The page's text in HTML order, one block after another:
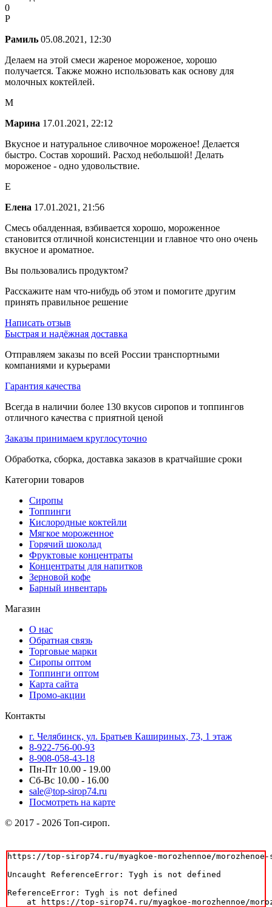
0
Р
Рамиль 05.08.2021, 12:30
Делаем на этой смеси жареное мороженое, хорошо
получается. Также можно использовать как основу для
молочных коктейлей.
М
Марина 17.01.2021, 22:12
Вкусное и натуральное сливочное мороженое! Делается
быстро. Состав хороший. Расход небольшой! Делать
мороженое - одно удовольствие.
Е
Елена 17.01.2021, 21:56
Смесь обалденная, взбивается хорошо, мороженное
становится отличной консистенции и главное что оно очень
вкусное и ароматное.
Вы пользовались продуктом?
Расскажите нам что-нибудь об этом и помогите другим
принять правильное решение
Написать отзыв
Быстрая и надёжная доставка
Отправляем заказы по всей России транспортными
компаниями и курьерами
Гарантия качества
Всегда в наличии более 130 вкусов сиропов и топпингов
отличного качества с приятной ценой
Заказы принимаем круглосуточно
Обработка, сборка, доставка заказов в кратчайшие сроки
Категории товаров
Сиропы
Топпинги
Кислородные коктейли
Мягкое мороженное
Горячий шоколад
Фруктовые концентраты
Концентраты для напитков
Зерновой кофе
Барный инвентарь
Магазин
О нас
Обратная связь
Торговые марки
Сиропы оптом
Топпинги оптом
Карта сайта
Промо-акции
Контакты
г. Челябинск, ул. Братьев Кашириных, 73, 1 этаж
8-922-756-00-93
8-908-058-43-18
Пн-Пт 10.00 - 19.00
Сб-Вс 10.00 - 16.00
sale@top-sirop74.ru
Посмотреть на карте
© 2017 - 2026 Топ-сироп.
https://top-sirop74.ru/myagkoe-morozhennoe/morozhenoe-
Uncaught ReferenceError: Tygh is not defined
ReferenceError: Tygh is not defined
at https://top-sirop74.ru/myagkoe-morozhennoe/